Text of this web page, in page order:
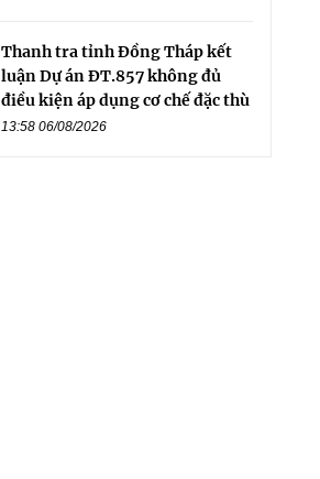
Thanh tra tỉnh Đồng Tháp kết
luận Dự án ĐT.857 không đủ
điều kiện áp dụng cơ chế đặc thù
13:58 06/08/2026